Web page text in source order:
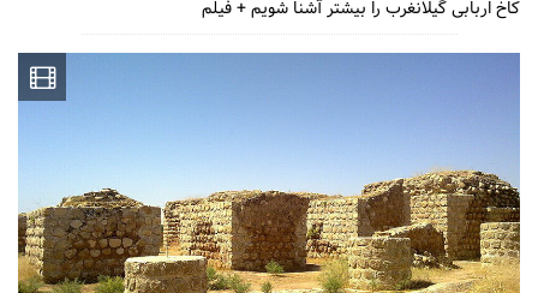
کاخ اربابی گیلانغرب را بیشتر آشنا شویم + فیلم